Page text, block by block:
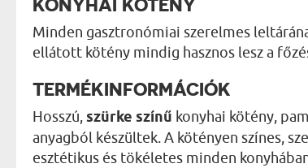
Minden gasztronómiai szerelmes
ellátott kötény mindig hasznos lesz a
TERMÉKINFORMÁCIÓK
Hosszú,szürke színű konyhai kötény,
anyagból készültek. A kötényen színes,
esztétikus és tökéletes minden